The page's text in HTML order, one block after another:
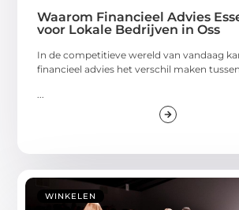
Waarom Financieel Advies
voor Lokale Bedrijven in Oss
In de competitieve wereld van vandaag
financieel advies het verschil maken
...
WINKELEN